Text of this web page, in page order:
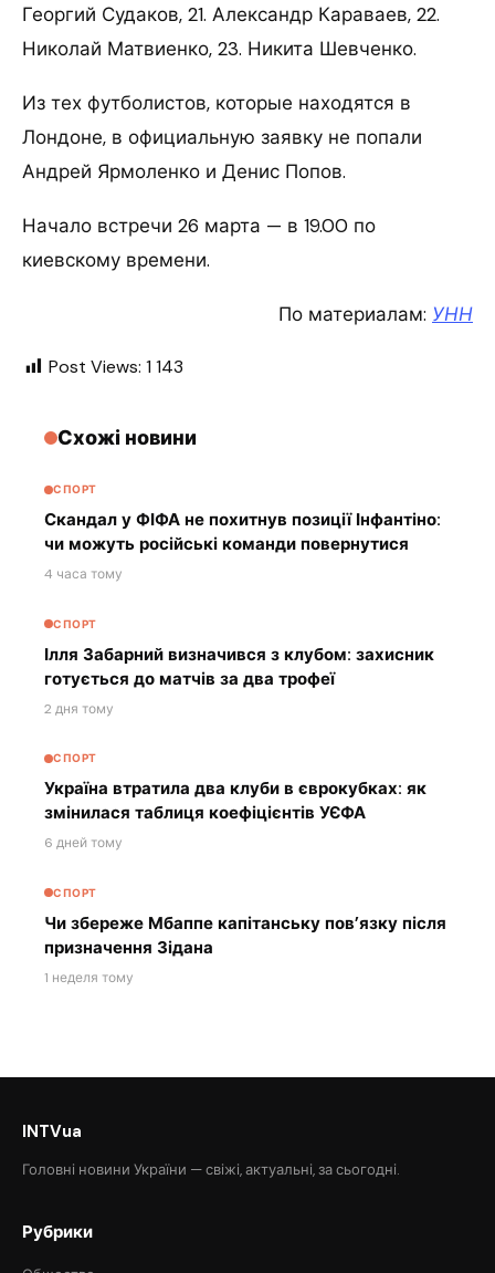
Георгий Судаков, 21. Александр Караваев, 22.
Николай Матвиенко, 23. Никита Шевченко.
Из тех футболистов, которые находятся в
Лондоне, в официальную заявку не попали
Андрей Ярмоленко и Денис Попов.
Начало встречи 26 марта — в 19.00 по
киевскому времени.
По материалам: УНН
Post Views: 1 143
Схожі новини
СПОРТ
Скандал у ФІФА не похитнув позиції Інфантіно:
чи можуть російські команди повернутися
4 часа тому
СПОРТ
Ілля Забарний визначився з клубом: захисник
готується до матчів за два трофеї
2 дня тому
СПОРТ
Україна втратила два клуби в єврокубках: як
змінилася таблиця коефіцієнтів УЄФА
6 дней тому
СПОРТ
Чи збереже Мбаппе капітанську пов’язку після
призначення Зідана
1 неделя тому
INTVua
Головні новини України — свіжі, актуальні, за сьогодні.
Рубрики